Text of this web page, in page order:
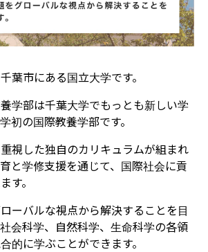
葉市にある国立大学です。
学部は千葉大学でもっとも新しい学
初の国際教養学部です。
視した独自のカリキュラムが組まれ
と学修支援を通じて、国際社会に貢
す。
ーバルな視点から解決することを目
会科学、自然科学、生命科学の各領
的に学ぶことができます。